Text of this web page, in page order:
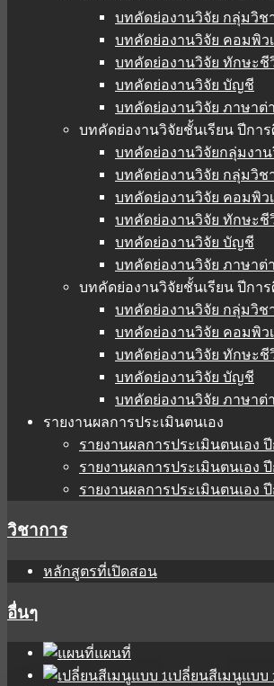
บทคัดย่องานวิจัย กลุ่มวิช
บทคัดย่องานวิจัย คอมพิว
บทคัดย่องานวิจัย ทักษะชี
บทคัดย่องานวิจัย บัญชี
บทคัดย่องานวิจัย ภาษาต่
บทคัดย่องานวิจัยชั้นเรียน ปีกา
บทคัดย่องานวิจัยกลุ่มงาน
บทคัดย่องานวิจัย กลุ่มวิช
บทคัดย่องานวิจัย คอมพิว
บทคัดย่องานวิจัย ทักษะชี
บทคัดย่องานวิจัย บัญชี
บทคัดย่องานวิจัย ภาษาต่
บทคัดย่องานวิจัยชั้นเรียน ปีกา
บทคัดย่องานวิจัย กลุ่มวิช
บทคัดย่องานวิจัย คอมพิว
บทคัดย่องานวิจัย ทักษะชี
บทคัดย่องานวิจัย บัญชี
บทคัดย่องานวิจัย ภาษาต่
รายงานผลการประเมินตนเอง
รายงานผลการประเมินตนเอง
รายงานผลการประเมินตนเอง
รายงานผลการประเมินตนเอง
วิชาการ
หลักสูตรที่เปิดสอน
อื่นๆ
แผนที่
เปลี่ยนสีเมนูแบบ